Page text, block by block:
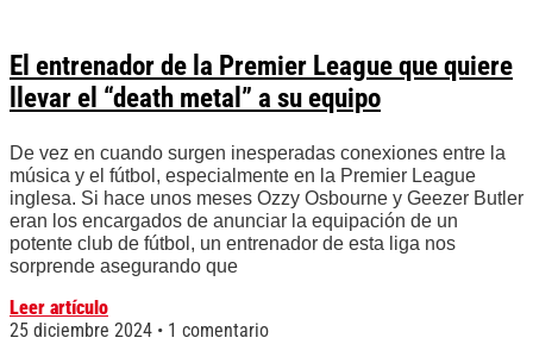
El entrenador de la Premier League que quiere
llevar el “death metal” a su equipo
De vez en cuando surgen inesperadas conexiones entre la
música y el fútbol, especialmente en la Premier League
inglesa. Si hace unos meses Ozzy Osbourne y Geezer Butler
eran los encargados de anunciar la equipación de un
potente club de fútbol, un entrenador de esta liga nos
sorprende asegurando que
Leer artículo
25 diciembre 2024
1 comentario